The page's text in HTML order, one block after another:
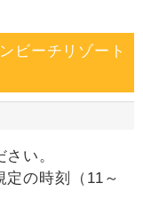
ビーチリゾート
い。
の時刻（11～